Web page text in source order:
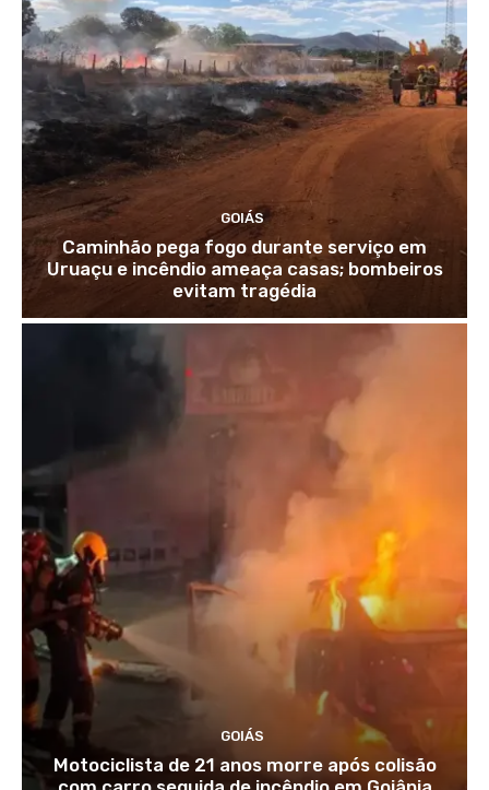
GOIÁS
Caminhão pega fogo durante serviço em
Uruaçu e incêndio ameaça casas; bombeiros
evitam tragédia
GOIÁS
Motociclista de 21 anos morre após colisão